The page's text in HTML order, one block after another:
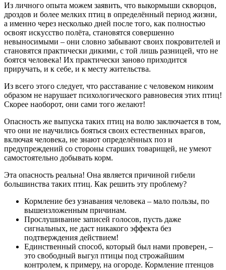
Из личного опыта можем заявить, что выкормыши скворцов,
дроздов и более мелких птиц в определённый период жизни,
а именно через несколько дней после того, как полностью
освоят искусство полёта, становятся совершенно
невыносимыми – они словно забывают своих покровителей и
становятся практически дикими, с той лишь разницей, что не
боятся человека! Их практически заново приходится
приручать, и к себе, и к месту жительства.
Из всего этого следует, что расставание с человеком никоим
образом не нарушает психологического равновесия этих птиц!
Скорее наоборот, они сами того желают!
Опасность же выпуска таких птиц на волю заключается в том,
что они не научились бояться своих естественных врагов,
включая человека, не знают определённых поз и
предупреждений со стороны старших товарищей, не умеют
самостоятельно добывать корм.
Эта опасность реальна! Она является причиной гибели
большинства таких птиц. Как решить эту проблему?
Кормление без узнавания человека – мало пользы, по
вышеизложенным причинам.
Прослушивание записей голосов, пусть даже
сигнальных, не даст никакого эффекта без
подтверждения действием!
Единственный способ, который был нами проверен, –
это свободный выгул птицы под строжайшим
контролем, к примеру, на огороде. Кормление птенцов